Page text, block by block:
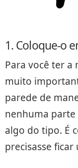
1. Coloque-o
Para você ter a
muito
parede de
nenhuma
algo do tipo. É
precisasse